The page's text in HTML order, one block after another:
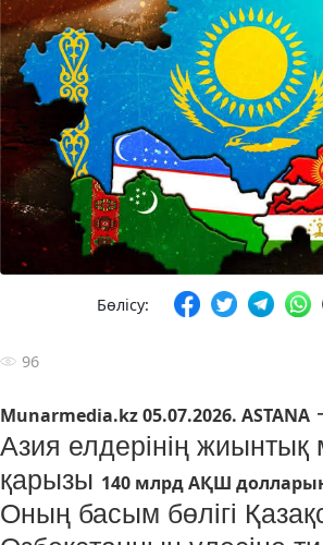
Бөлісу:
96
Munarmedia.kz05.07.2026. ASTANA
Азия елдерінің жиынтық
қарызы 140 млрд АҚШ
Оның басым бөлігі